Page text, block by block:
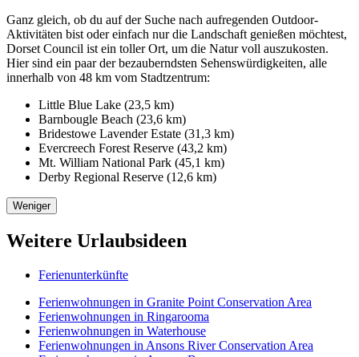
Ganz gleich, ob du auf der Suche nach aufregenden Outdoor-
Aktivitäten bist oder einfach nur die Landschaft genießen möchtest,
Dorset Council ist ein toller Ort, um die Natur voll auszukosten.
Hier sind ein paar der bezauberndsten Sehenswürdigkeiten, alle
innerhalb von 48 km vom Stadtzentrum:
Little Blue Lake (23,5 km)
Barnbougle Beach (23,6 km)
Bridestowe Lavender Estate (31,3 km)
Evercreech Forest Reserve (43,2 km)
Mt. William National Park (45,1 km)
Derby Regional Reserve (12,6 km)
Weniger
Weitere Urlaubsideen
Ferienunterkünfte
Ferienwohnungen in Granite Point Conservation Area
Ferienwohnungen in Ringarooma
Ferienwohnungen in Waterhouse
Ferienwohnungen in Ansons River Conservation Area